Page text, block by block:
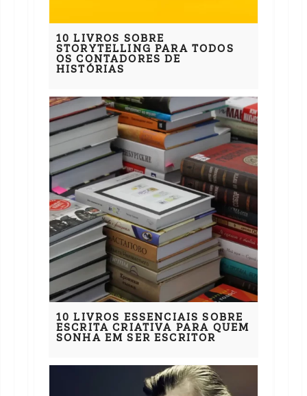
10 LIVROS SOBRE
STORYTELLING PARA TODOS
OS CONTADORES DE
HISTÓRIAS
10 LIVROS ESSENCIAIS SOBRE
ESCRITA CRIATIVA PARA QUEM
SONHA EM SER ESCRITOR